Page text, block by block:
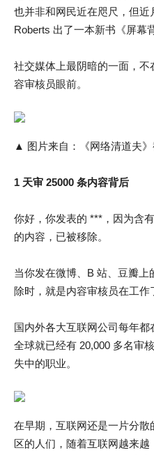
也并非和网民近在咫尺，但近
Roberts 出了一本新书《屏幕
社交媒体上最阴暗的一面，
容审核员眼前。
▲ 图片来自：《网络清道夫》
1 天审 25000 条内容背后
你好，你发表的 ***，因为含
的内容，已被移除。
当你发在微博、B 站、豆瓣上
除时，就是内容审核员在工作
国内外各大互联网公司每年
全球就已经有 20,000 多名审
失中的职业。
在早期，互联网还是一片分
区的人们，随着互联网越来越